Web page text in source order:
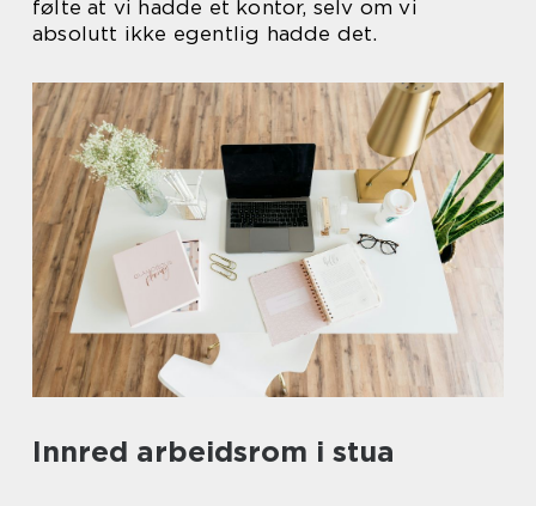
følte at vi hadde et kontor, selv om vi
absolutt ikke egentlig hadde det.
Innred arbeidsrom i stua